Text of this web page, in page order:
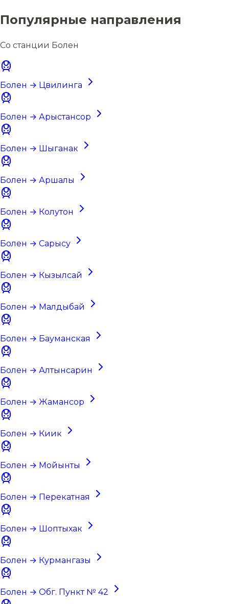
Популярные направления
Со станции Болен
Болен → Цвилинга
Болен → Арыстансор
Болен → Шыганак
Болен → Аршалы
Болен → Колутон
Болен → Сарысу
Болен → Кызылсай
Болен → Малдыбай
Болен → Бауманская
Болен → Алтынсарин
Болен → Жамансор
Болен → Киик
Болен → Мойынты
Болен → Перекатная
Болен → Шоптыхак
Болен → Курмангазы
Болен → Обг. Пункт № 42